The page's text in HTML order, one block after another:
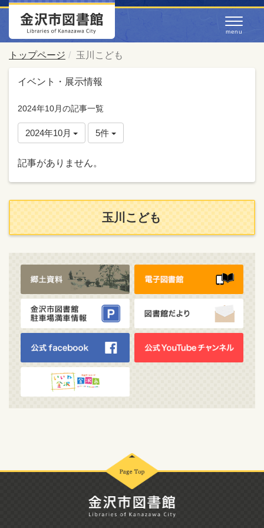
トップページ 玉川こども
イベント・展示情報
2024年10月の記事一覧
2024年10月 5件
記事がありません。
玉川こども